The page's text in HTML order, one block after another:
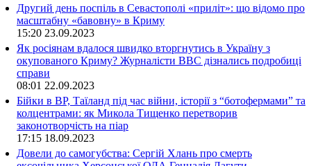
Другий день поспіль в Севастополі «приліт»: що відомо про
масштабну «бавовну» в Криму
15:20 23.09.2023
Як росіянам вдалося швидко вторгнутись в Україну з
окупованого Криму? Журналісти ВВС дізнались подробиці
справи
08:01 22.09.2023
Бійки в ВР, Таїланд під час війни, історії з “ботофермами” та
колцентрами: як Микола Тищенко перетворив
законотворчість на піар
17:15 18.09.2023
Довели до самогубства: Сергій Хлань про смерть